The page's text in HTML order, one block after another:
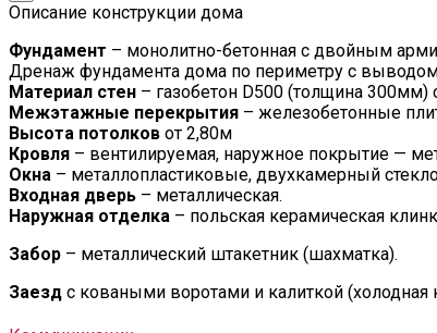
Описание конструкции дома
Фундамент – монолитно-бетонная с двойным
Дренаж фундамента дома по периметру с
Материал стен – газобетон D500 (толщина
Межэтажные перекрытия – железобетонные
Высота потолков от 2,80м
Кровля – вентилируемая, наружное покрытие —
Окна – металлопластиковые, двухкамерный
Входная дверь – металлическая.
Наружная отделка – польская керамическая
Забор – металлический штакетник (шахматка).
Заезд с коваными воротами и калиткой (холодная